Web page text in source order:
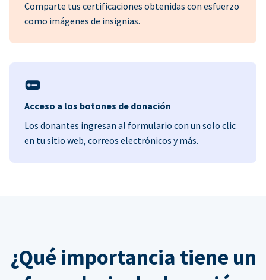
Comparte tus certificaciones obtenidas con esfuerzo
como imágenes de insignias.
Acceso a los botones de donación
Los donantes ingresan al formulario con un solo clic
en tu sitio web, correos electrónicos y más.
¿Qué importancia tiene un